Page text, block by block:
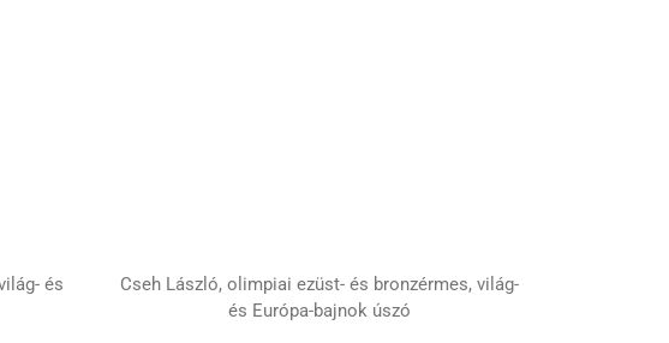
és
Cseh László, olimpiai ezüst- és bronzérmes, világ-
és Európa-bajnok úszó